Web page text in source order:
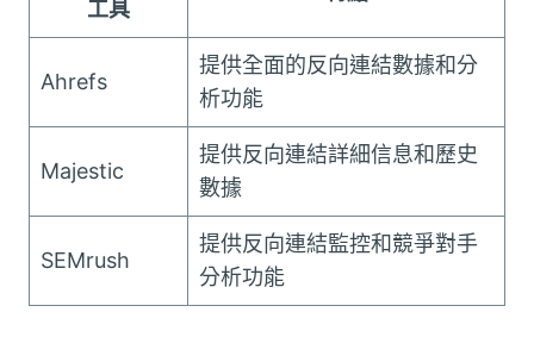
工具
Ahrefs
提供全面的反向連結數據和分
析功能
Majestic
提供反向連結詳細信息和歷史
數據
SEMrush
提供反向連結監控和競爭對手
分析功能